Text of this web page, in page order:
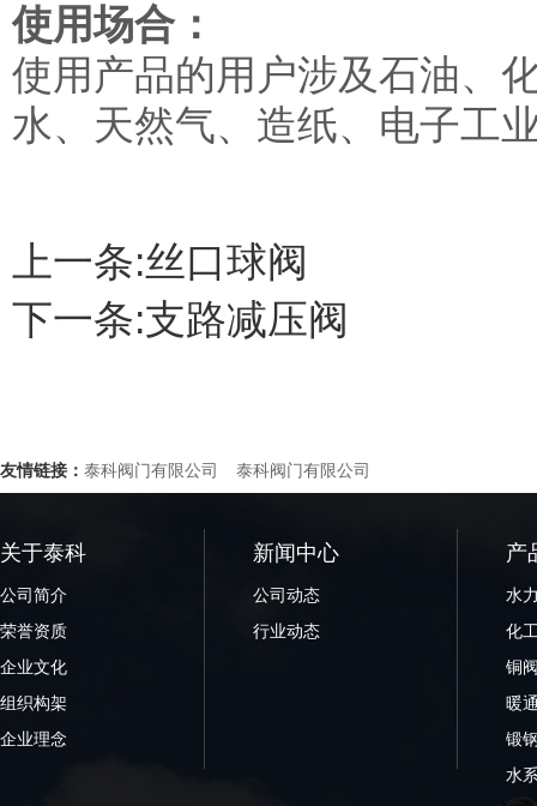
使用场合：
使用产品的用户涉及石油、
水、天然气、造纸、电子工
上一条:丝口球阀
下一条:支路减压阀
友情链接： 泰科阀门有限公司 泰科阀门有限公司
关于泰科
公司简介
荣誉资质
企业文化
组织构架
企业理念
新闻中心
公司动态
行业动态
产
水
化
铜
暖
锻
水